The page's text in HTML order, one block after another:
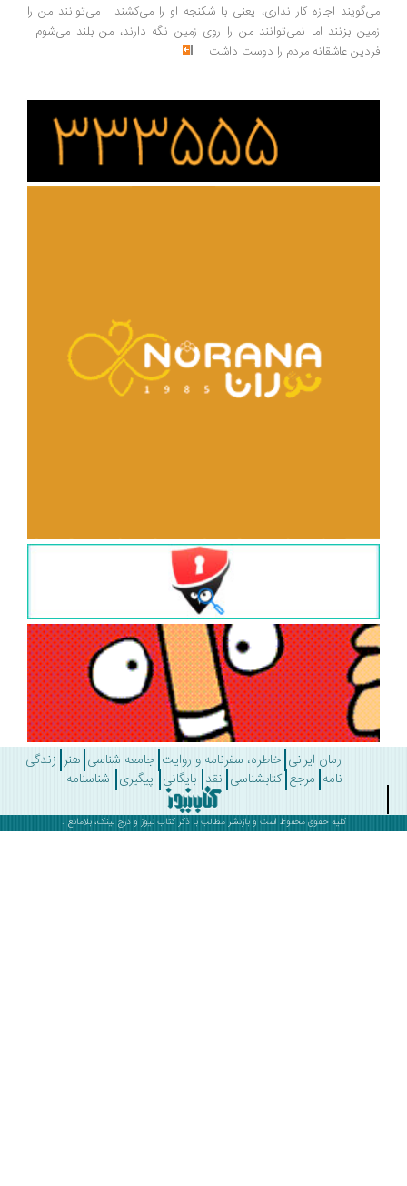
اجازه کار نداری، یعنی با شکنجه او را می‌کشند... می‌توانند من را
بزنند اما نمی‌توانند من را روی زمین نگه دارند، من بلند می‌شوم...
عاشقانه مردم را دوست داشت ...
رمان ایرانی خاطره، سفرنامه و روایت جامعه شناسی هنر زندگی
مرجع کتابشناسی نقد بایگانی پیگیری شناسنامه
کلیه حقوق محفوظ است و بازنشر مطالب با ذکرکتاب نیوزو درج لینک، بلامانع .